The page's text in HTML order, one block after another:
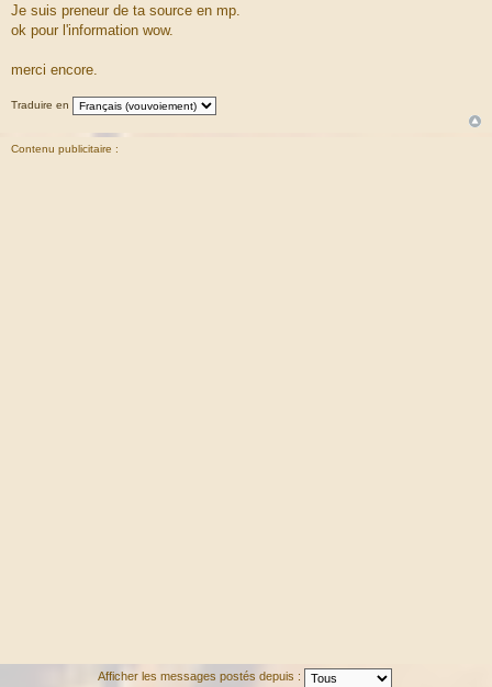
g
e
Je suis preneur de ta source en mp.
ok pour l'information wow.
merci encore.
Traduire en
Contenu publicitaire :
Afficher les messages postés depuis :